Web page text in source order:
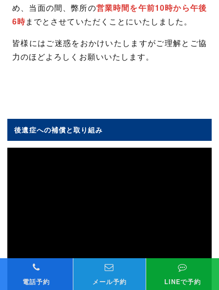
め、当面の間、弊所の営業時間を午前10時から午後
6時までとさせていただくことにいたしました。
皆様にはご迷惑をおかけいたしますがご理解とご協
力のほどよろしくお願いいたします。
後遺症への補償と取り組み
電話予約 メール予約 LINEで予約